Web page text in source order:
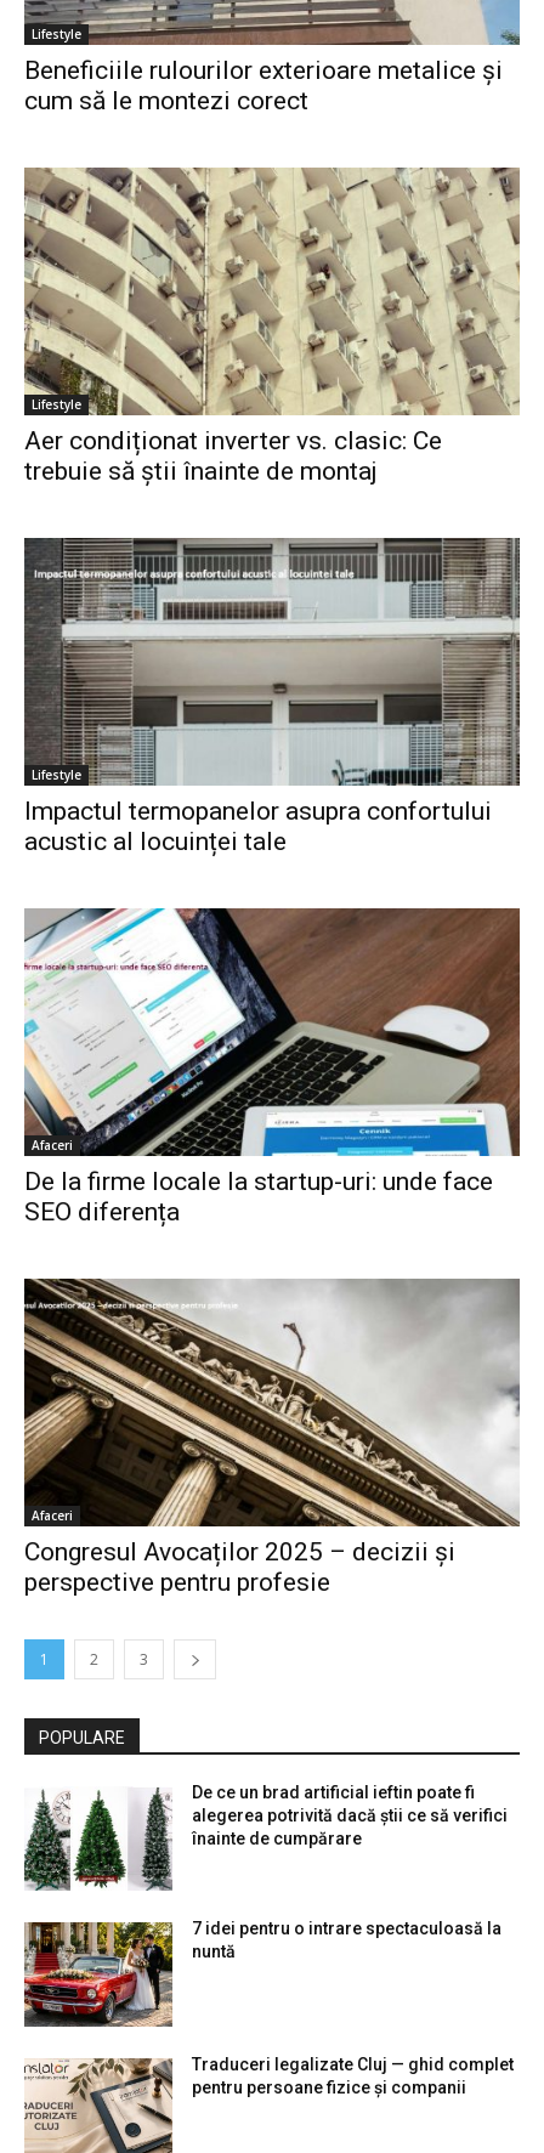
Lifestyle
Beneficiile rulourilor exterioare metalice și
cum să le montezi corect
Lifestyle
Aer condiționat inverter vs. clasic: Ce
trebuie să știi înainte de montaj
Lifestyle
Impactul termopanelor asupra confortului
acustic al locuinței tale
Afaceri
De la firme locale la startup-uri: unde face
SEO diferența
Afaceri
Congresul Avocaților 2025 – decizii și
perspective pentru profesie
1 2 3
POPULARE
De ce un brad artificial ieftin poate fi
alegerea potrivită dacă știi ce să verifici
înainte de cumpărare
7 idei pentru o intrare spectaculoasă la
nuntă
Traduceri legalizate Cluj — ghid complet
pentru persoane fizice și companii